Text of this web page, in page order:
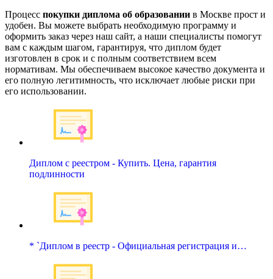
Процесс покупки диплома об образовании в Москве прост и
удобен. Вы можете выбрать необходимую программу и
оформить заказ через наш сайт, а наши специалисты помогут
вам с каждым шагом, гарантируя, что диплом будет
изготовлен в срок и с полным соответствием всем
нормативам. Мы обеспечиваем высокое качество документа и
его полную легитимность, что исключает любые риски при
его использовании.
Диплом с реестром - Купить. Цена, гарантия
подлинности
* `Диплом в реестр - Официальная регистрация и…